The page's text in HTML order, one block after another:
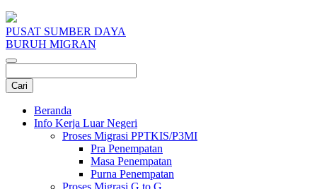
PUSAT SUMBER DAYA
BURUH MIGRAN
Beranda
Info Kerja Luar Negeri
Proses Migrasi PPTKIS/P3MI
Pra Penempatan
Masa Penempatan
Purna Penempatan
Proses Migrasi G to G